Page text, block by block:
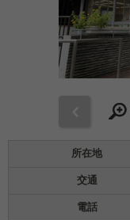
所在地
交通
電話